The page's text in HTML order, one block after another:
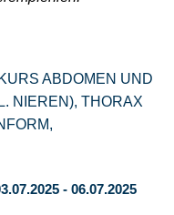
ABDOMEN UND
NIEREN), THORAX
- 06.07.2025